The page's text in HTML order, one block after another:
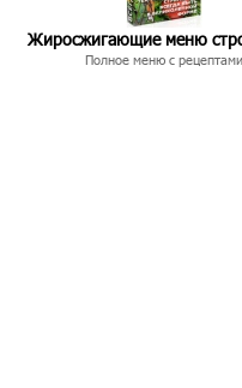
Жиросжигающие меню
Полное меню с рецептами